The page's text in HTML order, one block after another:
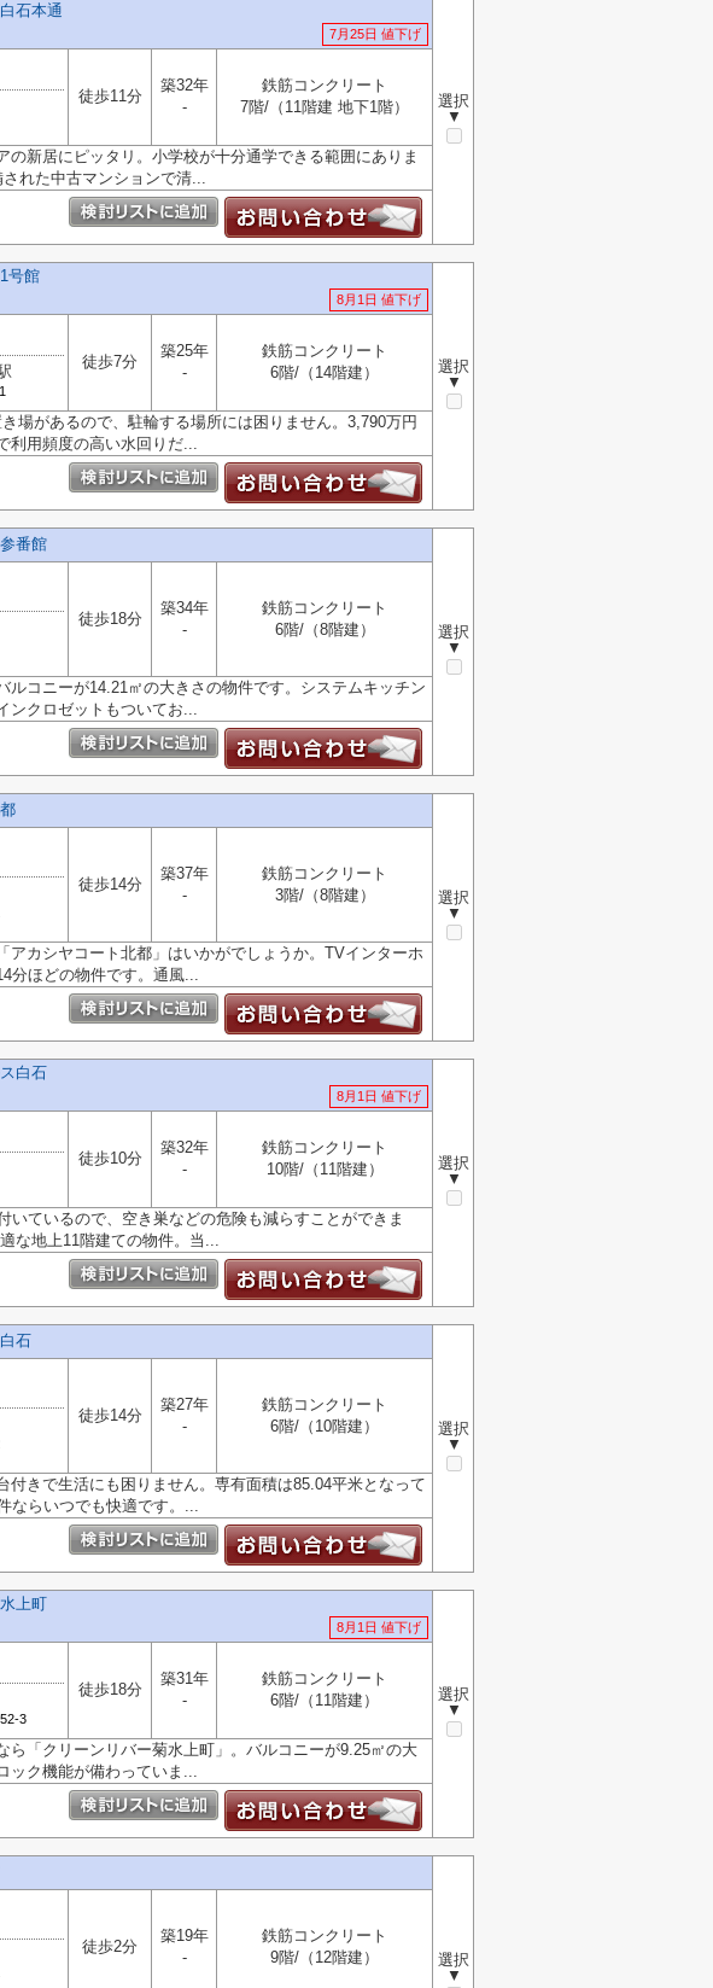
石本通
7月25日 値下げ
選択
▼
徒歩11分
築32年
-
鉄筋コンクリート
7階/（11階建 地下1階）
の新居にピッタリ。小学校が十分通学できる範囲にありま
れた中古マンションで清...
号館
8月1日 値下げ
選択
▼
徒歩7分
築25年
-
鉄筋コンクリート
6階/（14階建）
場があるので、駐輪する場所には困りません。3,790万円
利用頻度の高い水回りだ...
番館
選択
▼
徒歩18分
築34年
-
鉄筋コンクリート
6階/（8階建）
ルコニーが14.21㎡の大きさの物件です。システムキッチン
ンクロゼットもついてお...
選択
▼
徒歩14分
築37年
-
鉄筋コンクリート
3階/（8階建）
カシヤコート北都」はいかがでしょうか。TVインターホ
分ほどの物件です。通風...
白石
8月1日 値下げ
選択
▼
徒歩10分
築32年
-
鉄筋コンクリート
10階/（11階建）
ているので、空き巣などの危険も減らすことができま
な地上11階建ての物件。当...
石
選択
▼
徒歩14分
築27年
-
鉄筋コンクリート
6階/（10階建）
付きで生活にも困りません。専有面積は85.04平米となって
ならいつでも快適です。...
上町
8月1日 値下げ
選択
▼
3
徒歩18分
築31年
-
鉄筋コンクリート
6階/（11階建）
「クリーンリバー菊水上町」。バルコニーが9.25㎡の大
ック機能が備わっていま...
選択
▼
徒歩2分
築19年
-
鉄筋コンクリート
9階/（12階建）